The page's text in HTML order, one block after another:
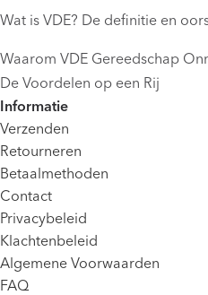
Wat is VDE? De definitie en
Waarom VDE Gereedschap
De Voordelen op een Rij
Informatie
Verzenden
Retourneren
Betaalmethoden
Contact
Privacybeleid
Klachtenbeleid
Algemene Voorwaarden
FAQ